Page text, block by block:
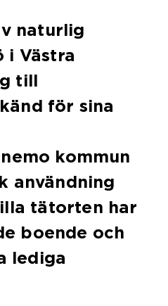
naturlig
i Västra
till
för sina
kommun
användning
tätorten har
boende och
lediga